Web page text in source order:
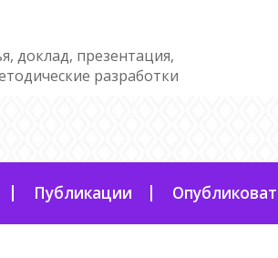
доклад, презентация,
разработки
Публикации